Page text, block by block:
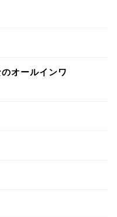
オールインワ